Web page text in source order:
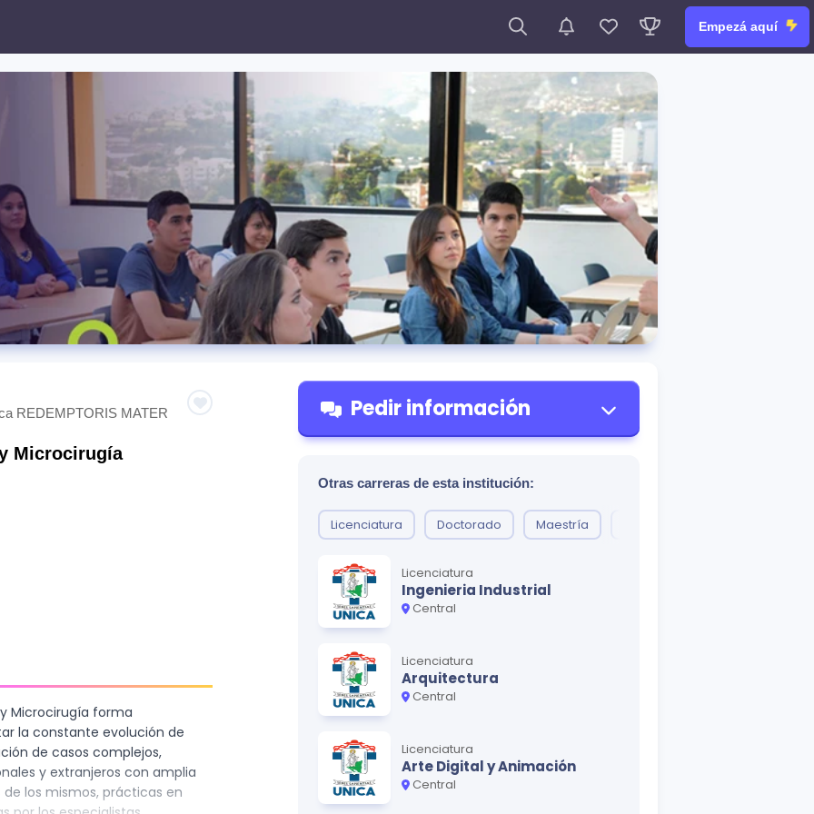
Empezá aquí
REDEMPTORIS MATER
Microcirugía
Microcirugía forma
la constante evolución de
de casos complejos,
y extranjeros con amplia
los mismos, prácticas en
Pedir información
Otras carreras de esta institución:
Licenciatura Doctorado Maestría
Licenciatura
Ingenieria Industrial
Central
Licenciatura
Arquitectura
Central
Licenciatura
Arte Digital y Animación
Central